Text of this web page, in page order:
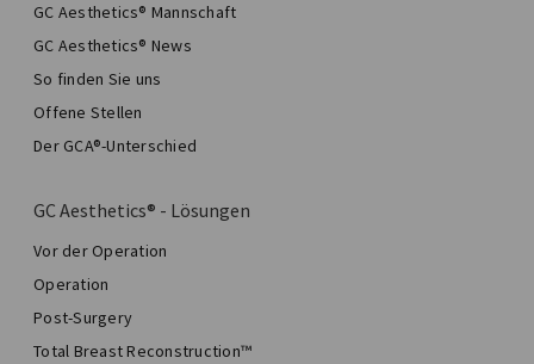
GC Aesthetics® Mannschaft
GC Aesthetics® News
So finden Sie uns
Offene Stellen
Der GCA®-Unterschied
GC Aesthetics® - Lösungen
Vor der Operation
Operation
Post-Surgery
Total Breast Reconstruction™